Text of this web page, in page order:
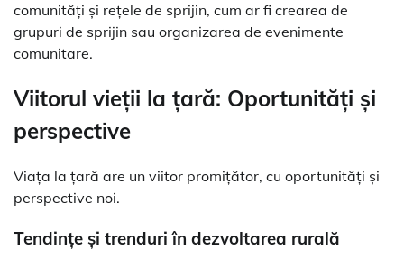
comunități și rețele de sprijin, cum ar fi crearea de
grupuri de sprijin sau organizarea de evenimente
comunitare.
Viitorul vieții la țară: Oportunități și
perspective
Viața la țară are un viitor promițător, cu oportunități și
perspective noi.
Tendințe și trenduri în dezvoltarea rurală